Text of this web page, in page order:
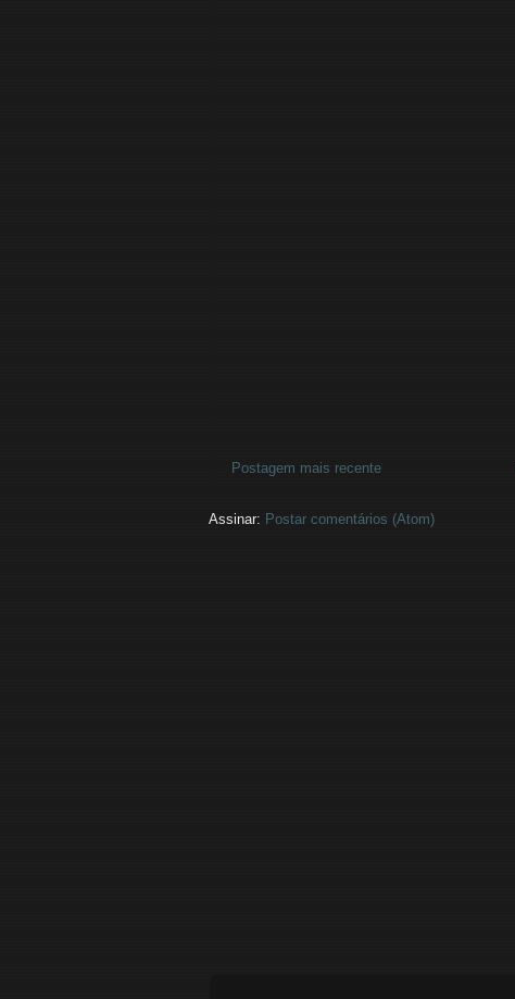
Postagem mais recente
Assinar: Postar comentários (Atom)